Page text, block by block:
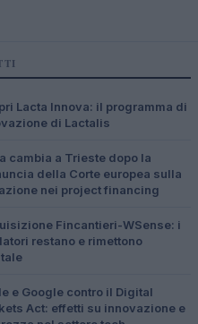
Lacta Innova: il programma di
di Lactalis
cambia a Trieste dopo la
della Corte europea sulla
nei project financing
Fincantieri-WSense: i
restano e rimettono
e Google contro il Digital
Act: effetti su innovazione e